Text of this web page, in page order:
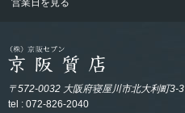
〒572-0032 大阪府寝屋川市北大利町3-3
tel : 072-826-2040